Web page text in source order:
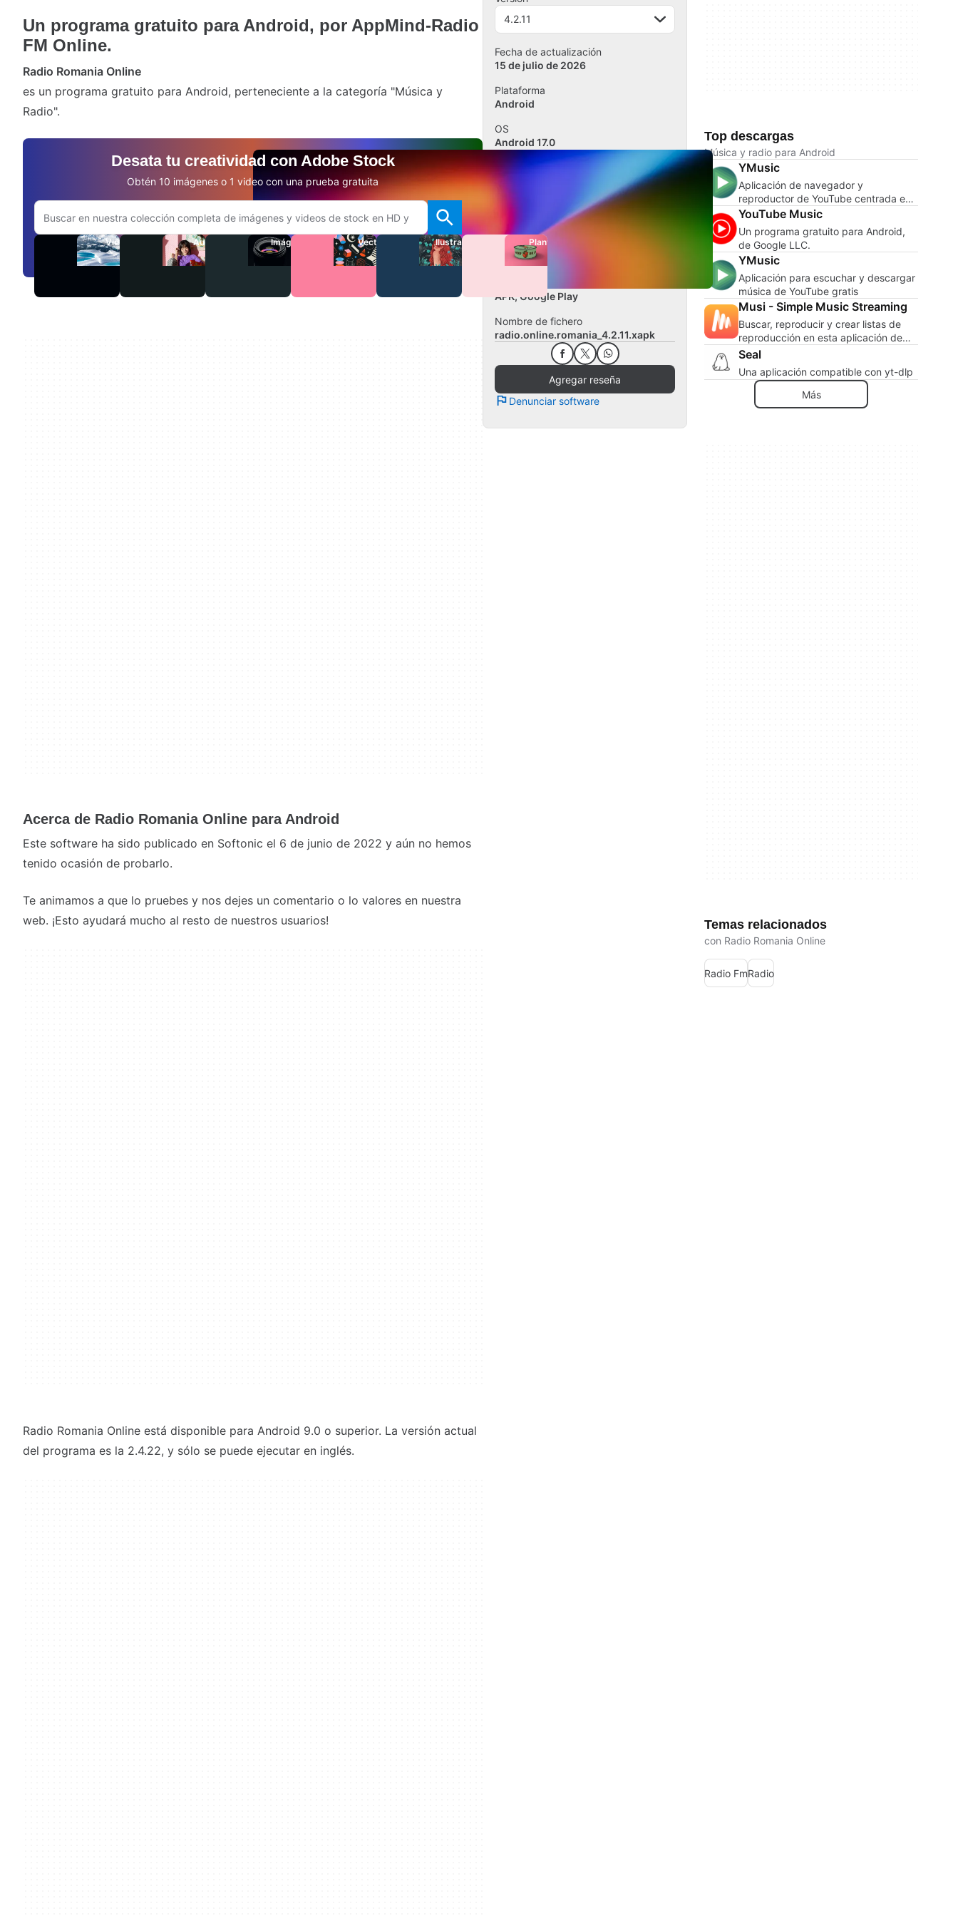
Un programa gratuito para Android, por AppMind-Radio
FM Online.
Radio Romania Online
es un programa gratuito para Android, perteneciente a la categoría "Música y
Radio".
Desata tu creatividad con Adobe Stock
Obtén 10 imágenes o 1 video con una prueba gratuita
Buscar en el sitio web de Adobe.com
Videos Audio Imágenes Vectores Ilustraciones Plantillas
Acerca de Radio Romania Online para Android
Este software ha sido publicado en Softonic el 6 de junio de 2022 y aún no hemos
tenido ocasión de probarlo.
Te animamos a que lo pruebes y nos dejes un comentario o lo valores en nuestra
web. ¡Esto ayudará mucho al resto de nuestros usuarios!
Radio Romania Online está disponible para Android 9.0 o superior. La versión actual
del programa es la 2.4.22, y sólo se puede ejecutar en inglés.
4.2.11
Fecha de actualización
15 de julio de 2026
Plataforma
Android
OS
Android 17.0
Idioma
Inglés
Tamaño
93.03 MB
APK, Google Play
Nombre de fichero
radio.online.romania_4.2.11.xapk
Agregar reseña
Denunciar software
Top descargas
Música y radio para Android
YMusic
Aplicación de navegador y
reproductor de YouTube centrada en
el audio
YouTube Music
Un programa gratuito para Android,
de Google LLC.
YMusic
Aplicación para escuchar y descargar
música de YouTube gratis
Musi - Simple Music Streaming
Buscar, reproducir y crear listas de
reproducción en esta aplicación de
música.
Seal
Una aplicación compatible con yt-dlp
Más
Temas relacionados
con Radio Romania Online
Radio FmRadio